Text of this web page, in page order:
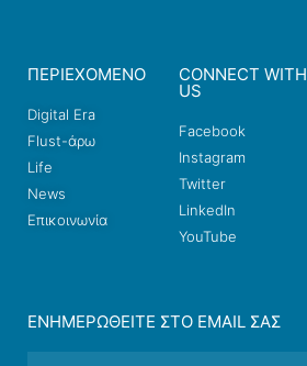
ΠΕΡΙΕΧΟΜΕΝΟ
Digital Era
Flust-άρω
Life
News
Επικοινωνία
CONNECT WITH
US
Facebook
Instagram
Twitter
LinkedIn
YouTube
ΕΝΗΜΕΡΩΘΕΊΤΕ ΣΤΟ EMAIL ΣΑΣ